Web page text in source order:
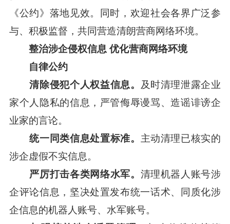
《公约》落地见效。同时，欢迎社会各界广泛参
与、积极监督，共同营造清朗营商网络环境。
整治涉企侵权信息 优化营商网络环境
自律公约
清除侵犯个人权益信息。
及时清理泄露企业
家个人隐私的信息，严管侮辱谩骂、造谣诽谤企
业家的言论。
统一同类信息处置标准。 主动清理已核实的
涉企虚假不实信息。
严厉打击各类网络水军。 清理机器人账号涉
企评论信息，坚决处置发布统一话术、同质化涉
企信息的机器人账号、水军账号。